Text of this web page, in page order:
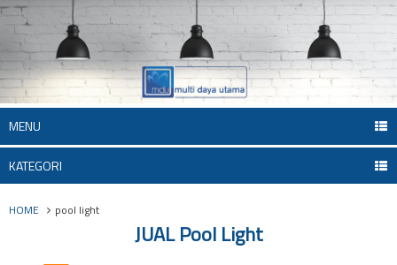
MENU
KATEGORI
HOME pool light
JUAL Pool Light